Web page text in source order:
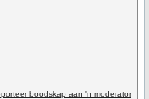
boodskap aan 'n moderator